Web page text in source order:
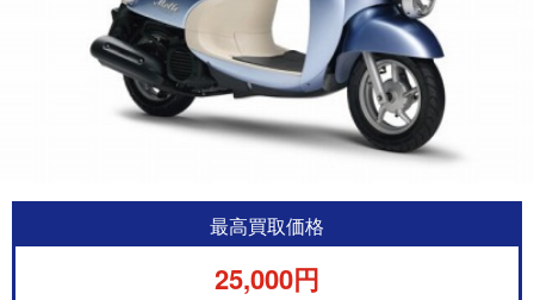
最高買取価格
25,000円